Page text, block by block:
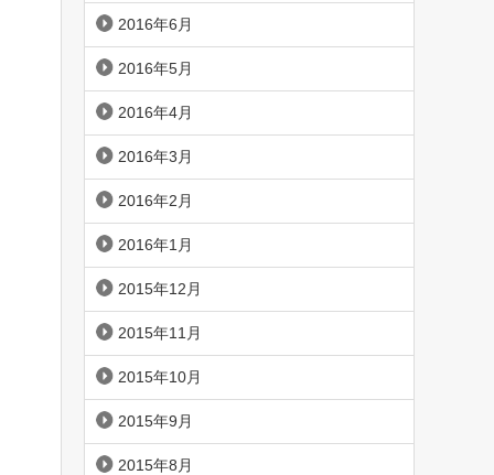
2016年6月
2016年5月
2016年4月
2016年3月
2016年2月
2016年1月
2015年12月
2015年11月
2015年10月
2015年9月
2015年8月